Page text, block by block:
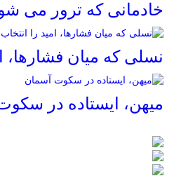
خادمانی که ترور می
نسلی که میان فشارها،
میهن، ایستاده در